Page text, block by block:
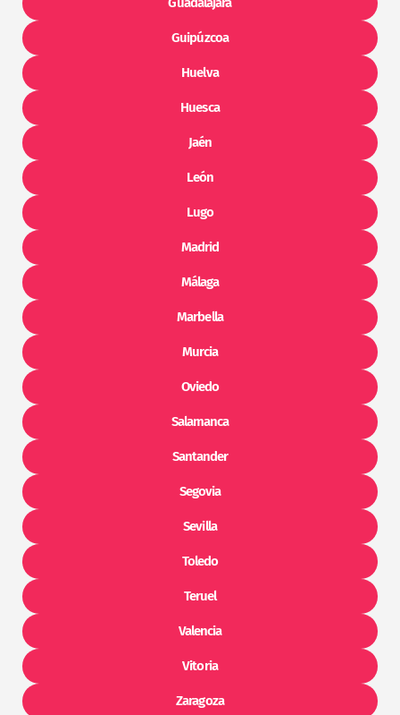
Guipúzcoa
Huelva
Huesca
Jaén
León
Lugo
Madrid
Málaga
Marbella
Murcia
Oviedo
Salamanca
Santander
Segovia
Sevilla
Toledo
Teruel
Valencia
Vitoria
Zaragoza